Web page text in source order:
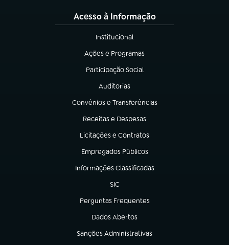
Acesso à Informação
Institucional
(abre em nova aba)
Ações e Programas
(abre em nova aba)
Participação Social
(abre em nova aba)
Auditorias
(abre em nova aba)
Convênios e Transferências
(abre em nova aba)
Receitas e Despesas
(abre em nova aba)
Licitações e Contratos
(abre em nova aba)
Empregados Públicos
(abre em nova aba)
Informações Classificadas
(abre em nova aba)
SIC
(abre em nova aba)
Perguntas Frequentes
(abre em nova aba)
Dados Abertos
(abre em nova aba)
Sanções Administrativas
(abre em nova aba)